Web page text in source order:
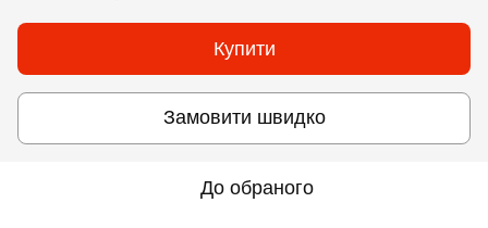
Купити
Замовити швидко
До обраного